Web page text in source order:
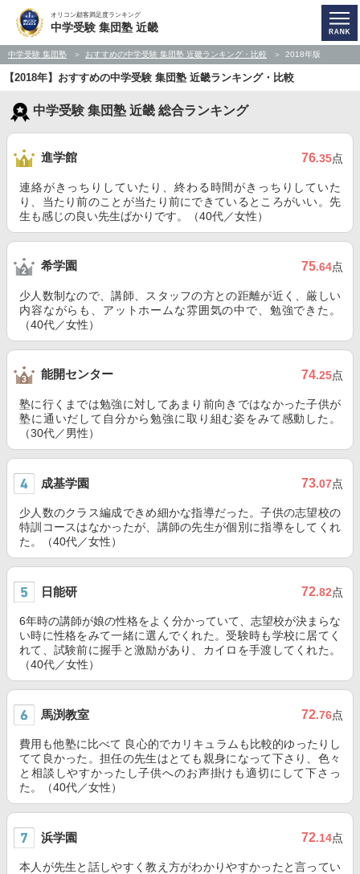
オリコン顧客満足度ランキング
中学受験 集団塾 近畿
中学受験 集団塾 おすすめの中学受験 集団塾 近畿ランキング・比較 2018年版
【2018年】おすすめの中学受験 集団塾 近畿ランキング・比較
中学受験 集団塾 近畿 総合ランキング
進学館 76.35点
連絡がきっちりしていたり、終わる時間がきっちりしていた
り、当たり前のことが当たり前にできているところがいい。先
生も感じの良い先生ばかりです。（40代／女性）
希学園 75.64点
少人数制なので、講師、スタッフの方との距離が近く、厳しい
内容ながらも、アットホームな雰囲気の中で、勉強できた。
（40代／女性）
能開センター 74.25点
塾に行くまでは勉強に対してあまり前向きではなかった子供が
塾に通いだして自分から勉強に取り組む姿をみて感動した。
（30代／男性）
成基学園 73.07点
少人数のクラス編成できめ細かな指導だった。子供の志望校の
特訓コースはなかったが、講師の先生が個別に指導をしてくれ
た。（40代／女性）
日能研 72.82点
6年時の講師が娘の性格をよく分かっていて、志望校が決まらな
い時に性格をみて一緒に選んでくれた。受験時も学校に居てく
れて、試験前に握手と激励があり、カイロを手渡してくれた。
（40代／女性）
馬渕教室 72.76点
費用も他塾に比べて 良心的でカリキュラムも比較的ゆったりし
てて良かった。担任の先生はとても親身になって下さり、色々
と相談しやすかったし子供へのお声掛けも適切にして下さっ
た。（40代／女性）
浜学園 72.14点
本人が先生と話しやすく教え方がわかりやすかったと言ってい